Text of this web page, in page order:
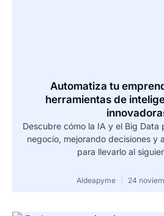
Automatiza tu
herramientas de
Descubre cómo la IA y el Big
negocio, mejorando decisiones y
para llevarlo al
Aldeapyme 24